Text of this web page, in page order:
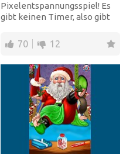
Pixelentspannungsspiel! Es
gibt keinen Timer, also gibt
70 12